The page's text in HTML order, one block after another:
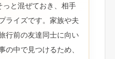
っと混ぜておき、相手
ライズです。家族や夫
行前の友達同士に向い
の中で見つけるため、